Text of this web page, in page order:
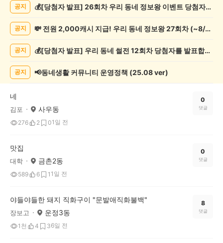
록
공지 💰[당첨자 발표] 26회차 우리 동네 정보왕 이벤트 당첨자를 발표합니다!
공지 💸 전원 2,000캐시 지급! 우리 동네 정보왕 27회차 (~8/10)
공지 💰[당첨자 발표] 우리 동네 썰전 12회차 당첨자를 발표합니다!
공지 📢동네생활 커뮤니티 운영정책 (25.08 ver)
네
김포 사우동
276 2 01일 전
0
댓글
맛집
대학 금촌2동
589 6 1 1일 전
0
댓글
야들야들한 돼지 직화구이 "문발애직화불백"
장보고 운정3동
1천 4 36일 전
8
댓글